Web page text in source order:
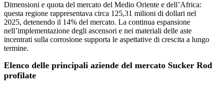
Dimensioni e quota del mercato del Medio Oriente e dell’Africa:
questa regione rappresentava circa 125,31 milioni di dollari nel
2025, detenendo il 14% del mercato. La continua espansione
nell’implementazione degli ascensori e nei materiali delle aste
incentrati sulla corrosione supporta le aspettative di crescita a lungo
termine.
Elenco delle principali aziende del mercato Sucker Rod
profilate